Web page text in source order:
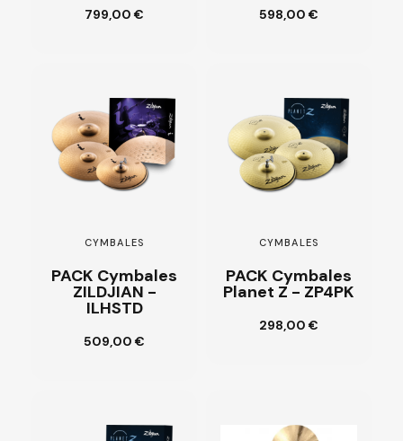
799,00 €
Ajouter au
panier 598,00 €
Ajouter au
panier
CYMBALES
PACK Cymbales
ZILDJIAN -
ILHSTD
509,00 €
Ajouter au
panier
CYMBALES
PACK Cymbales
Planet Z - ZP4PK
298,00 €
Ajouter au
panier